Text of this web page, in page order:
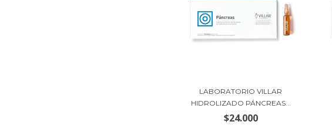
LABORATORIO VILLAR
HIDROLIZADO PÁNCREAS...
$24.000